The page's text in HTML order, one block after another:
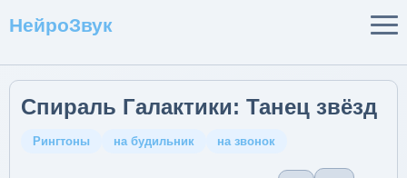
НейроЗвук
Спираль Галактики: Танец звёзд
Рингтоны на будильник на звонок